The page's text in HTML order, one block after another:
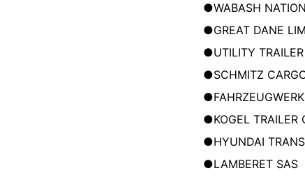
●WABASH
●GREAT DANE
●UTILITY
●SCHMITZ
●KOGEL TRAILER
●HYUNDAI
●LAMBERET SAS